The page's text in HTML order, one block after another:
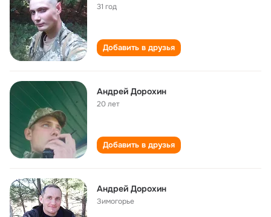
31 год
Добавить в друзья
Андрей Дорохин
20 лет
Добавить в друзья
Андрей Дорохин
Зимогорье